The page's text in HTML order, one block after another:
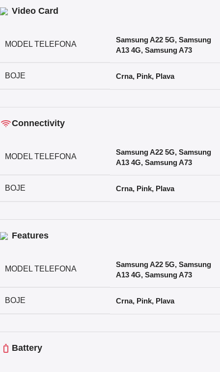
Video Card
MODEL TELEFONA
Samsung A22 5G, Samsung
A13 4G, Samsung A73
BOJE Crna, Pink, Plava
Connectivity
MODEL TELEFONA
Samsung A22 5G, Samsung
A13 4G, Samsung A73
BOJE Crna, Pink, Plava
Features
MODEL TELEFONA
Samsung A22 5G, Samsung
A13 4G, Samsung A73
BOJE Crna, Pink, Plava
Battery